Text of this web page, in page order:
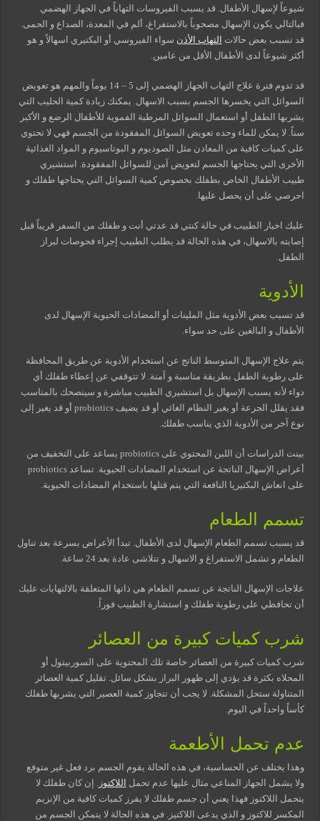
شيوعاً لإسهال الأطفال. قد يسبب الفيروسات التهاباً في الجهاز الهضمي
فبالتالي يكون الإسهال مصحوباً بالاستفراغ، ألم في المعدة، الصداع و الحمى.
قد تسبب بعض حالات التهاب الأذن سواء الفيروسي أو البكتيري اسهالاً و هو
أكثر شيوعاً لدى الأطفال الأقل من عامين.
قد تدوم فترة علاج التهاب الجهاز الهضمي إلى 5 – 14 يوماً والمهم هو تعويض
السوائل التي يخسرها الجسم بسبب الاسهال. يمكنك زيادة كمية الحليب التي
يشربها الطفل أو استعمال السوائل المرطبة الفموية للأطفال الرضع و الأكبر
سناً. لا يمكن للماء وحده تعويض السوائل المفقودة من الجسم فهي لا تحتوي
على كميات كافية من المعادن مثل الصوديوم و البوتاسيوم و المواد الغذائية
الأخرى التي يحتاجها الجسم لتعويض آمن للسوائل المفقودة. استشيري
طبيب الأطفال الخاص بطفلك بخصوص كمية السوائل التي يحتاجها طفلك و
احرصي على أن يحصل عليها.
عليك اخبار الطبيب في حالة كنتي قد عدتي أنت و طفلك من السفر قريباً قبل
إصابته بالاسهال، في هذه الحالة قد يطلب الطبيب إجراء فحوصات لبراز
الطفل.
الأدوية
قد تسبب بعض الأدوية مثل الملينات أو المضادات الحيوية الإسهال لدى
الأطفال و البالغين على حد سواء.
يتم علاج الإسهال المتوسط الناتج عن استخدام الأدوية عن طريق المحافظة
على رطوبة الطفل بطريقة مناسبة و آمنة. لا تتوقفي عن إعطاء طفلك أي
دواء لأنه يسبب الإسهال بل استشيري الطبيب مباشرة و سينصحك بالمناسب
فقد يقلل الجرعة أو يغير النظام الغائي أو قد يضيف probiotics أو قد يغير إلى
نوع آخر من الأدوية الذي يناسب طفلك.
بينت الدراسات أن اللبن المحتوي على probiotics يساعد على التخفيف من
أعراض الإسهال الناتجة عن استخدام المضادات الحيوية. تساعد probiotics
على انعاش البكتيريا النافعة التي يتم قتلها باستخدام المضادات الحيوية.
تسمم الطعام
قد يسبب تسمم الطعام الإسهال لدى الأطفال. تبدأ الأعراض بسرعة بعد تناول
الطعام و تشمل الاستفراغ و الاسهال و تتلاشى عادة بعد 24 ساعة.
علاجات الإسهال الناتجة عن تسمم الطعام هي ذاتها المتعلقة بالالتهابات عليك
أن تحافظي على رطوبة طفلك و استشارة الطبيب فوراً.
شرب كميات كبيرة من العصائر
شرب كميات كبيرة من العصائر خاصة تلك المحتوية على السوربيتول أو
المحلاه بكثرة قد يؤدي إلى ظهور البراز بشكل سائل. تقليل كمية العصائر
المتناولة ستحل المشكلة. لا يجب أن تتجاوز كمية العصير التي يشربها طفلك
كأساً واحداً في اليوم.
عدم تحمل الأطعمة
وهذا يختلف عن الحساسية، في هذه الحالة يقوم الجسم برد فعل غير متوفع
ولا يشمل الجهاز المناعي مثال عليها عدم تحمل اللاكتوز. إن كان طفلك لا
يتحمل اللاكتوز فهذا يعني أن جسم طفلك لا يفرز كميات كافية من الإنزيم
المكسر للاكتوز و الذي يدعى اللاكتيز. في هذه الحالة لا يتمكن الجسم من